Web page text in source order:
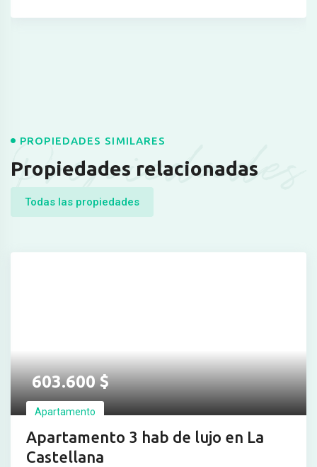
Propiedades
PROPIEDADES SIMILARES
Propiedades relacionadas
Todas las propiedades
603.600$
Apartamento
Apartamento 3 hab de lujo en La
Castellana